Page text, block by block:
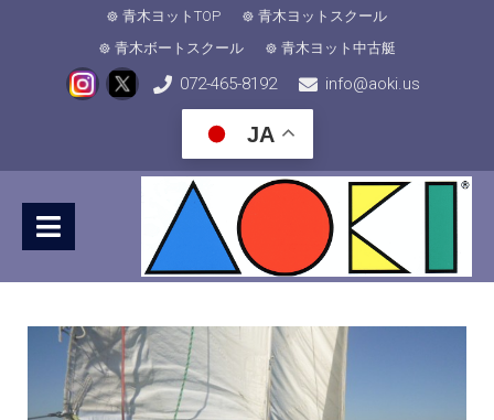
青木ヨットTOP
青木ヨットスクール
青木ボートスクール
青木ヨット中古艇
072-465-8192 info@aoki.us
JA